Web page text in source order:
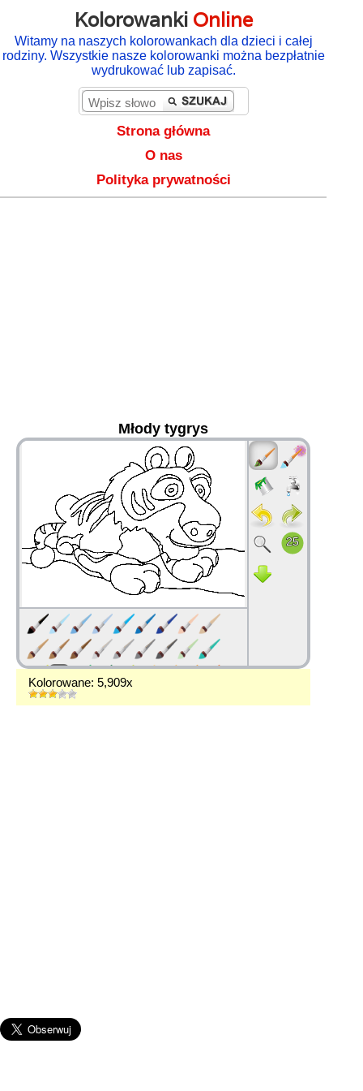
Kolorowanki Online
Witamy na naszych kolorowankach dla dzieci i całej
rodziny. Wszystkie nasze kolorowanki można bezpłatnie
wydrukować lub zapisać.
Strona główna
O nas
Polityka prywatności
Młody tygrys
Kolorowane: 5,909x